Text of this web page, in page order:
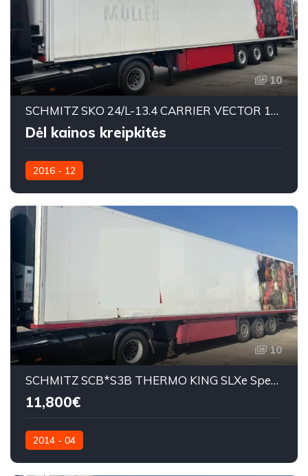
10
SCHMITZ SKO 24/L-13.4 CARRIER VECTOR 1550
Dėl kainos kreipkitės
2016 - 12
10
SCHMITZ SCB*S3B THERMO KING SLXe Spectrum
11,800€
2014 - 04